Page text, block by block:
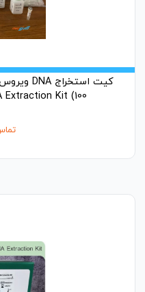
Extraction Kit (100)